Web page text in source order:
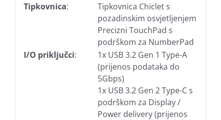
Tipkovnica:
Tipkovnica Chiclet s
pozadinskim osvjetljenjem
Precizni TouchPad s
podrškom za NumberPad
I/O priključci:
1x USB 3.2 Gen 1 Type-A
(prijenos podataka do
5Gbps)
1x USB 3.2 Gen 2 Type-C s
podrškom za Display /
Power delivery (prijenos